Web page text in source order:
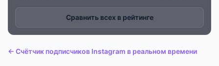
Сравнить всех в рейтинге
← Счётчик подписчиков Instagram в реальном времени